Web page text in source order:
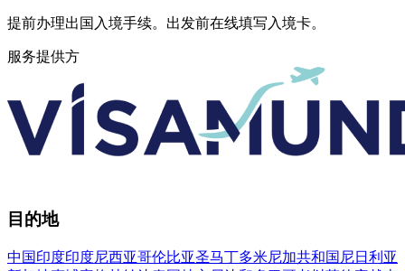
提前办理出国入境手续。出发前在线填写入境卡。
服务提供方
目的地
中国印度印度尼西亚哥伦比亚圣马丁多米尼加共和国 尼日利亚